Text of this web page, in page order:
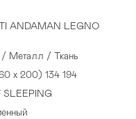
ANDAMAN LEGNO
Металл / Ткань
x 200) 134 194